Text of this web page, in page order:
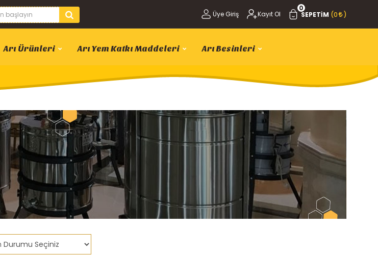
Üye Giriş Kayıt Ol
0
SEPETIM (0 )
Arı Ürünleri Arı Yem Katkı Maddeleri Arı Besinleri